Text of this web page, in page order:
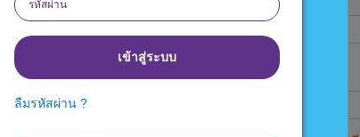
12. ฉันต้องซื้อสินค้าในทันทีหรือไม่?
เข้าสู่ระบบ
ลืมรหัสผ่าน ?